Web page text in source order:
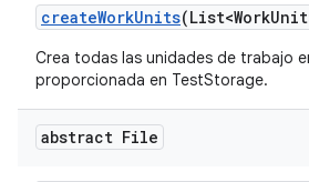
createWorkUnits(List<Work
Crea todas las unidades de trabajo
proporcionada en TestStorage.
abstract File